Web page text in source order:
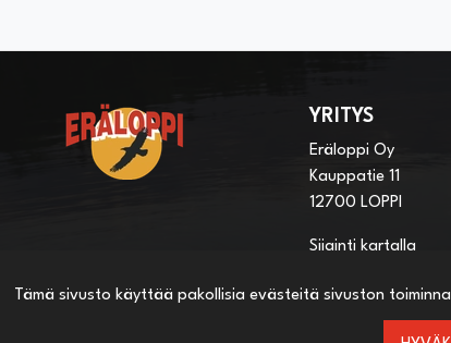
Tämä sivusto käyttää pakollisia evästeitä sivuston
YRITYS
Eräloppi Oy
Kauppatie 11
12700 LOPPI
Sijainti kartalla